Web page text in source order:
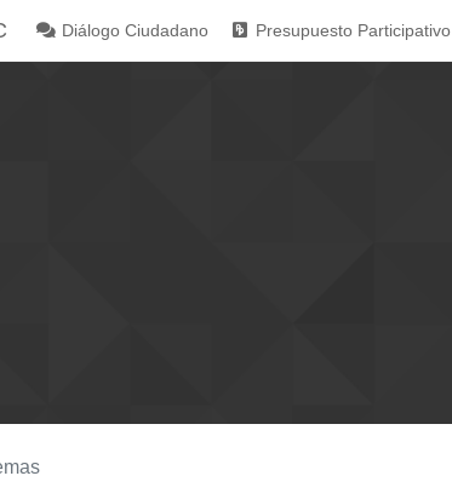
Diálogo Ciudadano Presupuesto Participativo